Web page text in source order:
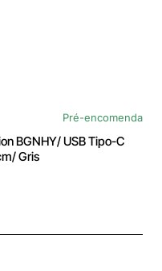
Pré-encomenda
BGNHY/ USB Tipo-C
Gris